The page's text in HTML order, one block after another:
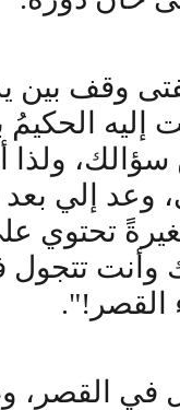
وقف بين
إليه
سؤالك،
وعد إلي
تحتوي
وأنت
القصر!".
في